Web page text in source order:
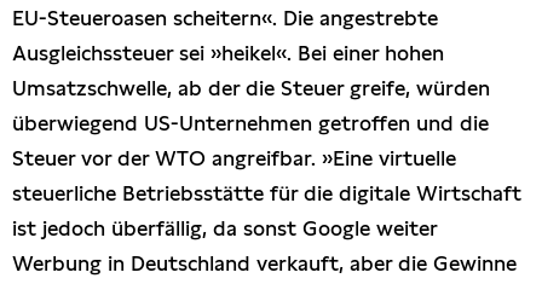
EU-Steueroasen scheitern«. Die angestrebte
Ausgleichssteuer sei »heikel«. Bei einer hohen
Umsatzschwelle, ab der die Steuer greife, würden
überwiegend US-Unternehmen getroffen und die
Steuer vor der WTO angreifbar. »Eine virtuelle
steuerliche Betriebsstätte für die digitale Wirtschaft
ist jedoch überfällig, da sonst Google weiter
Werbung in Deutschland verkauft, aber die Gewinne